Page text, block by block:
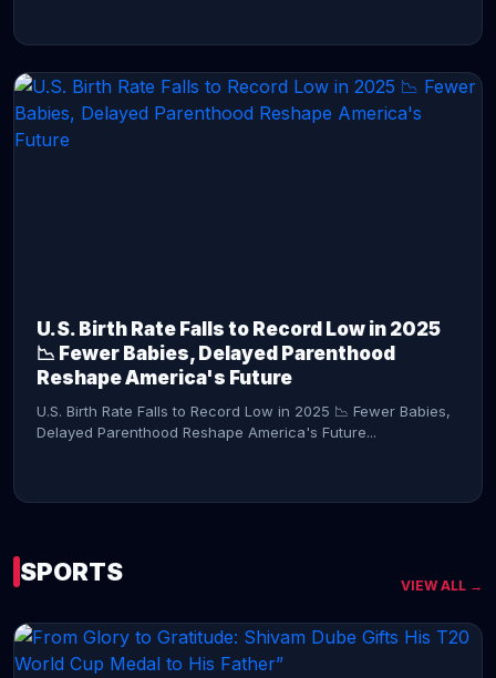
U.S. Birth Rate Falls to Record Low in 2025
📉 Fewer Babies, Delayed Parenthood
Reshape America's Future
U.S. Birth Rate Falls to Record Low in 2025 📉 Fewer Babies,
Delayed Parenthood Reshape America's Future...
SPORTS VIEW ALL →